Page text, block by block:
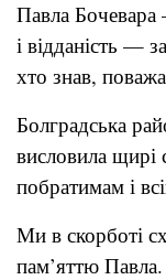
Павла Бочевара
і відданість —
хто знав,
Болградська
висловила щирі
побратимам і
Ми в скорботі
пам’яттю